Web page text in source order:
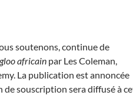
soutenons, continue de
africain par Les Coleman,
La publication est annoncée
souscription sera diffusé à